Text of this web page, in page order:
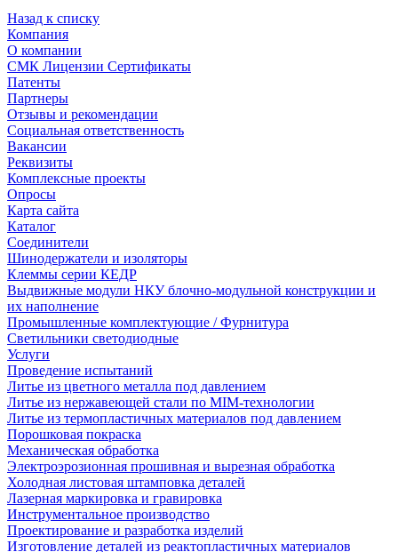
Назад к списку
Компания
О компании
СМК Лицензии Сертификаты
Патенты
Партнеры
Отзывы и рекомендации
Социальная ответственность
Вакансии
Реквизиты
Комплексные проекты
Опросы
Карта сайта
Каталог
Соединители
Шинодержатели и изоляторы
Клеммы серии КЕДР
Выдвижные модули НКУ блочно-модульной конструкции и
их наполнение
Промышленные комплектующие / Фурнитура
Светильники светодиодные
Услуги
Проведение испытаний
Литье из цветного металла под давлением
Литье из нержавеющей стали по MIM-технологии
Литье из термопластичных материалов под давлением
Порошковая покраска
Механическая обработка
Электроэрозионная прошивная и вырезная обработка
Холодная листовая штамповка деталей
Лазерная маркировка и гравировка
Инструментальное производство
Проектирование и разработка изделий
Изготовление деталей из реактопластичных материалов